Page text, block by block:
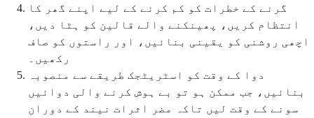
گرنے کے خطرات کو کم کرنے کے لیے اپنے گھر کا
انتظام کریں، پھینکنے والے قالین کو ہٹا دیں،
اچھی روشنی کو یقینی بنائیں، اور راستوں کو صاف
رکھیں۔
دوا کے وقت کو اسٹریٹجک طریقے سے منصوبہ
بنائیں، جب ممکن ہو تو بے ہوش کرنے والی دوائیں
سونے کے وقت لیں تاکہ مضر اثرات نیند کے دوران